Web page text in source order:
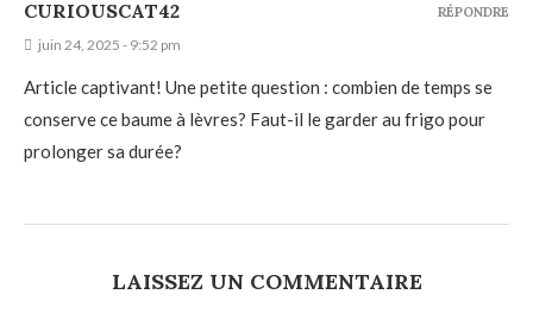
CURIOUSCAT42
juin 24, 2025 - 9:52 pm
Article captivant! Une petite question : combien de temps se
conserve ce baume à lèvres? Faut-il le garder au frigo pour
prolonger sa durée?
RÉPONDRE
LAISSEZ UN COMMENTAIRE